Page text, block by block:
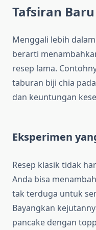
Tafsiran
Menggali lebih
berarti
resep lama.
taburan biji chia
dan keuntungan
Eksperimen
Resep klasik tidak
Anda bisa
tak terduga untuk
Bayangkan
pancake dengan